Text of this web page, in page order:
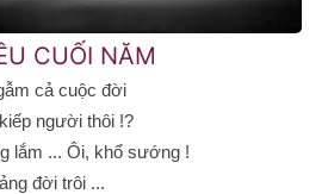
CUỐI NĂM
cả cuộc đời
người thôi !?
lắm ... Ôi, khổ sướng !
đời trôi ...